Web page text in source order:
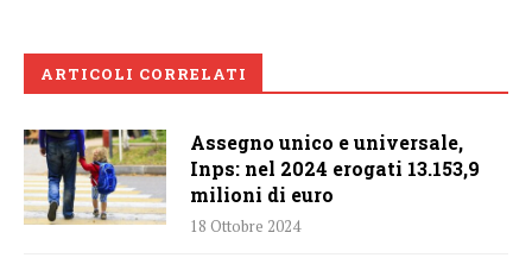
ARTICOLI CORRELATI
Assegno unico e universale,
Inps: nel 2024 erogati 13.153,9
milioni di euro
18 Ottobre 2024